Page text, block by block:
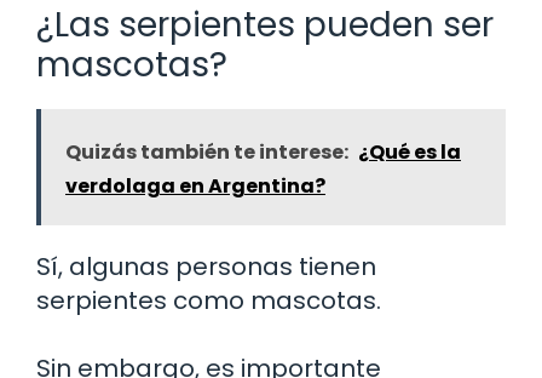
¿Las serpientes pueden ser
mascotas?
Quizás también te interese: ¿Qué es la
verdolaga en Argentina?
Sí, algunas personas tienen
serpientes como mascotas.
Sin embargo, es importante